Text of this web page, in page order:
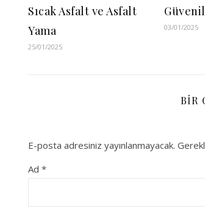
Sıcak Asfalt ve Asfalt
Yama
25/01/2025
03/01/2025
BIR
E-posta adresiniz yayınlanmayacak.
Ad *